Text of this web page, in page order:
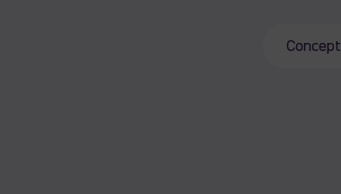
Concept